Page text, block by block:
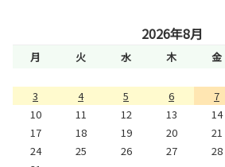
2026年8月
月 火 水 木 金
3
4 5 6 7
10
11 12 13 14
17
18 19 20 21
24
25 26 27 28